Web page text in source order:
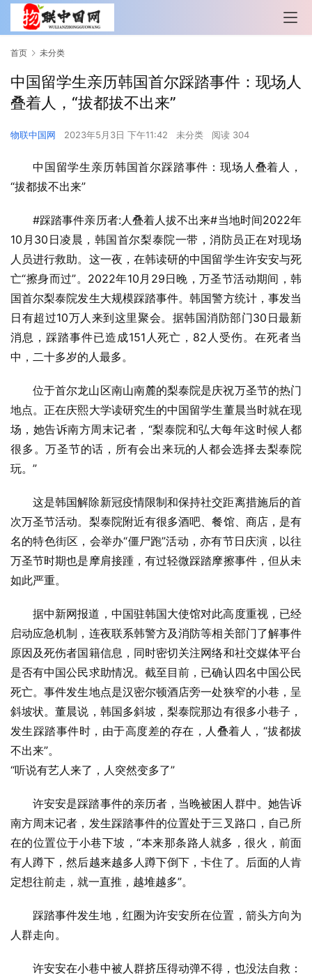
首页 未分类
中国留学生亲历韩国首尔踩踏事件：现场人
叠着人，“拔都拔不出来”
物联中国网 2023年5月3日 下午11:42 未分类 阅读 304
中国留学生亲历韩国首尔踩踏事件：现场人叠着人，
“拔都拔不出来”
#踩踏事件亲历者:人叠着人拔不出来#当地时间2022年
10月30日凌晨，韩国首尔梨泰院一带，消防员正在对现场
人员进行救助。这一夜，在韩读研的中国留学生许安安与死
亡“擦身而过”。2022年10月29日晚，万圣节活动期间，韩
国首尔梨泰院发生大规模踩踏事件。韩国警方统计，事发当
日有超过10万人来到这里聚会。据韩国消防部门30日最新
消息，踩踏事件已造成151人死亡，82人受伤。在死者当
中，二十多岁的人最多。
位于首尔龙山区南山南麓的梨泰院是庆祝万圣节的热门
地点。正在庆熙大学读研究生的中国留学生董晨当时就在现
场，她告诉南方周末记者，“梨泰院和弘大每年这时候人都
很多。万圣节的话，所有会出来玩的人都会选择去梨泰院
玩。”
这是韩国解除新冠疫情限制和保持社交距离措施后的首
次万圣节活动。梨泰院附近有很多酒吧、餐馆、商店，是有
名的特色街区，会举办“僵尸跑”活动，亦有节日庆演，以往
万圣节时期也是摩肩接踵，有过轻微踩踏摩擦事件，但从未
如此严重。
据中新网报道，中国驻韩国大使馆对此高度重视，已经
启动应急机制，连夜联系韩警方及消防等相关部门了解事件
原因及死伤者国籍信息，同时密切关注网络和社交媒体平台
是否有中国公民求助情况。截至目前，已确认四名中国公民
死亡。事件发生地点是汉密尔顿酒店旁一处狭窄的小巷，呈
斜坡状。董晨说，韩国多斜坡，梨泰院那边有很多小巷子，
发生踩踏事件时，由于高度差的存在，人叠着人，“拔都拔
不出来”。
“听说有艺人来了，人突然变多了”
许安安是踩踏事件的亲历者，当晚被困人群中。她告诉
南方周末记者，发生踩踏事件的位置处于三叉路口，自己所
在的位置位于小巷下坡，“本来那条路人就多，很火，前面
有人蹲下，然后越来越多人蹲下倒下，卡住了。后面的人肯
定想往前走，就一直推，越堆越多”。
踩踏事件发生地，红圈为许安安所在位置，箭头方向为
人群走向。
许安安在小巷中被人群挤压得动弹不得，也没法自救：